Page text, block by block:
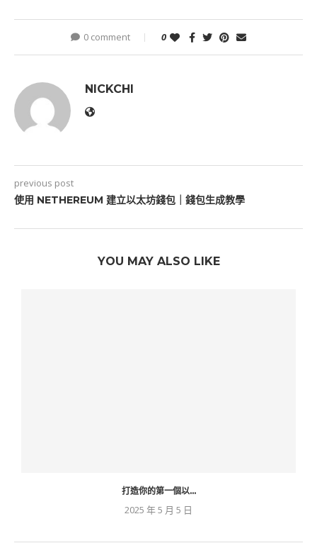
0 comment 0
NICKCHI
previous post
使用 NETHEREUM 建立以太坊錢包｜錢包生成教學
YOU MAY ALSO LIKE
打造你的第一個以...
2025 年 5 月 5 日